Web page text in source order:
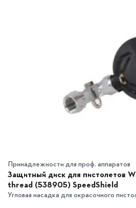
Принадлежности для проф. аппаратов
Защитный диск для пистолетов
thread (538905) SpeedShield
Угловая насадка для окрасочного